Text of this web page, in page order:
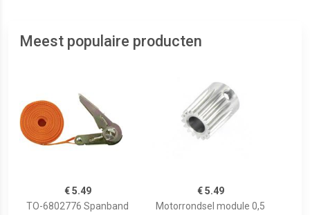
Meest populaire producten
€ 5.49
TO-6802776 Spanband
€ 5.49
Motorrondsel module 0,5